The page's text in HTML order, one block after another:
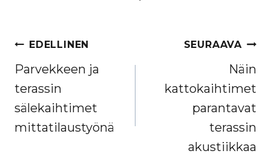
ARTIKKELIEN
SELAUS
EDELLINEN
Parvekkeen ja
terassin
sälekaihtimet
mittatilaustyönä
SEURAAVA
Näin
kattokaihtimet
parantavat
terassin
akustiikkaa